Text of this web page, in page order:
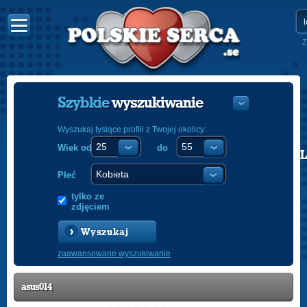
POLISH
Szybkiewyszukiwanie
Wyszukaj tysiące profili z Twojej okolicy:
Wiek od do
Płeć
tylko ze
zdjęciem
Wyszukaj
zaawansowane wyszukiwanie
asus014